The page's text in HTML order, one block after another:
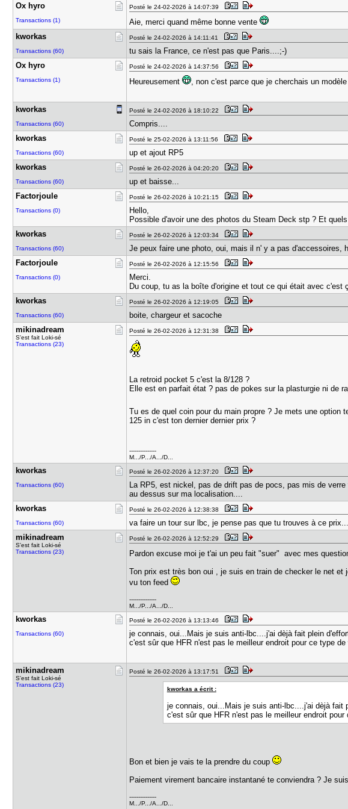
Ox hyro
Transactions (1)
Posté le 24-02-2026 à 14:07:39
Aie, merci quand même bonne vente
kworkas
Transactions (60)
Posté le 24-02-2026 à 14:11:41
tu sais la France, ce n'est pas que Paris....;-)
Ox hyro
Transactions (1)
Posté le 24-02-2026 à 14:37:56
Heureusement , non c'est parce que je cherchais un
kworkas
Transactions (60)
Posté le 24-02-2026 à 18:10:22
Compris....
kworkas
Transactions (60)
Posté le 25-02-2026 à 13:11:56
up et ajout RP5
kworkas
Transactions (60)
Posté le 26-02-2026 à 04:20:20
up et baisse...
Factorjoul​e
Transactions (0)
Posté le 26-02-2026 à 10:21:15
Hello,
Possible d'avoir une des photos du Steam Deck stp ? Et
kworkas
Transactions (60)
Posté le 26-02-2026 à 12:03:34
Je peux faire une photo, oui, mais il n' y a pas d'accessoires,
Factorjoul​e
Transactions (0)
Posté le 26-02-2026 à 12:15:56
Merci.
Du coup, tu as la boîte d'origine et tout ce qui était avec
kworkas
Transactions (60)
Posté le 26-02-2026 à 12:19:05
boite, chargeur et sacoche
mikinadrea​m
S'est fait Loki-sé
Transactions (23)
Posté le 26-02-2026 à 12:31:38
La retroid pocket 5 c'est la 8/128 ?
Elle est en parfait état ? pas de pokes sur la plasturgie ni de
Tu es de quel coin pour du main propre ? Je mets une
125 in c'est ton dernier dernier prix ?
---------------
M.../P.../A.../D...
kworkas
Transactions (60)
Posté le 26-02-2026 à 12:37:20
La RP5, est nickel, pas de drift pas de pocs, pas mis de
au dessus sur ma localisation....
kworkas
Transactions (60)
Posté le 26-02-2026 à 12:38:38
va faire un tour sur lbc, je pense pas que tu trouves à ce
mikinadrea​m
S'est fait Loki-sé
Transactions (23)
Posté le 26-02-2026 à 12:52:29
Pardon excuse moi je t'ai un peu fait "suer" avec mes
Ton prix est très bon oui , je suis en train de checker le net
vu ton feed
---------------
M.../P.../A.../D...
kworkas
Transactions (60)
Posté le 26-02-2026 à 13:13:46
je connais, oui...Mais je suis anti-lbc....j'ai dèjà fait plein
c'est sûr que HFR n'est pas le meilleur endroit pour ce type
mikinadrea​m
S'est fait Loki-sé
Transactions (23)
Posté le 26-02-2026 à 13:17:51
kworkas a écrit :
je connais, oui...Mais je suis anti-lbc....j'ai dèjà fait
c'est sûr que HFR n'est pas le meilleur endroit
Bon et bien je vais te la prendre du coup
Paiement virement bancaire instantané te conviendra ? Je
---------------
M.../P.../A.../D...